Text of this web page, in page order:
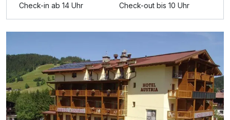
2 Erwachsene und 1 Kind
Check-in ab 14 Uhr Check-out bis 10 Uhr